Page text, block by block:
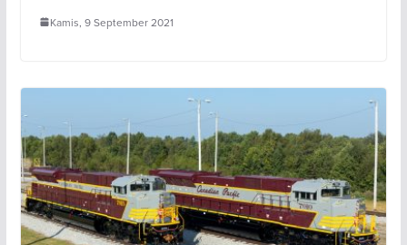
Kamis, 9 September 2021